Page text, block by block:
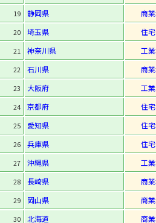
19 静岡県 商
20 埼玉県 住
21 神奈川県 工
22 石川県 商
23 大阪府 工
24 京都府 住
25 愛知県 住
26 兵庫県 住
27 沖縄県 工
28 長崎県 商
29 岡山県 商
30 北海道 商